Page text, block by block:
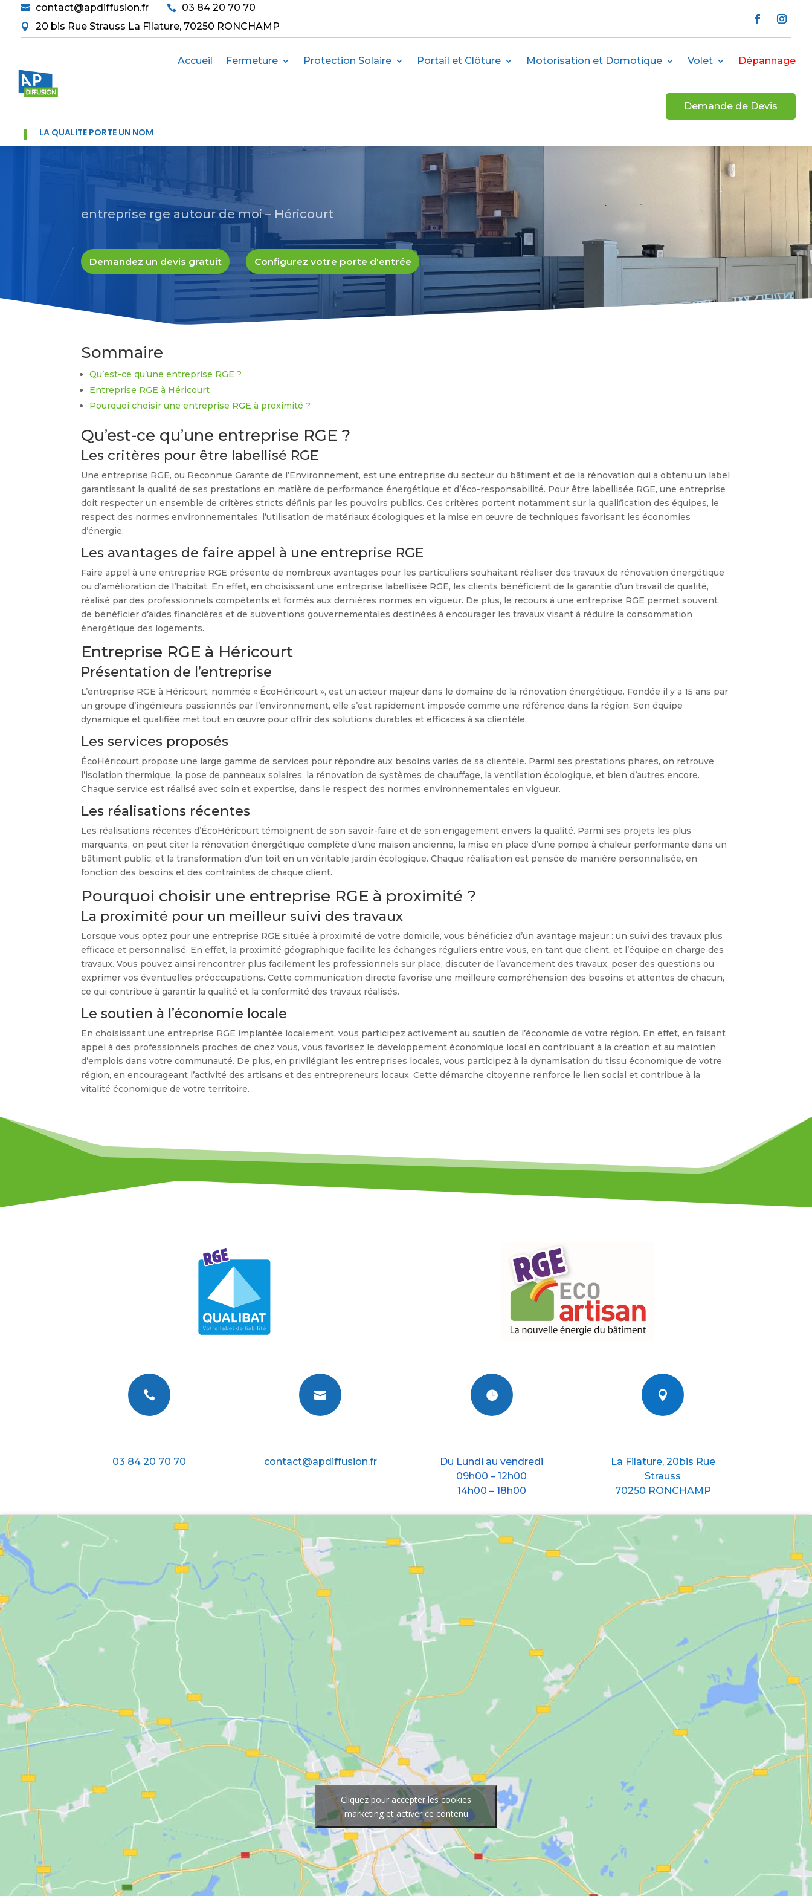
 contact@apdiffusion.fr  03 84 20 70 70
 20 bis Rue Strauss La Filature, 70250 RONCHAMP
Accueil Fermeture Protection Solaire Portail et Clôture Motorisation et Domotique Volet Dépannage
Demande de Devis
LA QUALITÉ PORTE UN NOM
entreprise rge autour de moi – Héricourt
Demandez un devis gratuit Configurez votre porte d'entrée
Sommaire
Qu’est-ce qu’une entreprise RGE ?
Entreprise RGE à Héricourt
Pourquoi choisir une entreprise RGE à proximité ?
Qu’est-ce qu’une entreprise RGE ?
Les critères pour être labellisé RGE
Une entreprise RGE, ou Reconnue Garante de l’Environnement, est une entreprise du secteur du bâtiment et de la rénovation qui a obtenu un label
garantissant la qualité de ses prestations en matière de performance énergétique et d’éco-responsabilité. Pour être labellisée RGE, une entreprise
doit respecter un ensemble de critères stricts définis par les pouvoirs publics. Ces critères portent notamment sur la qualification des équipes, le
respect des normes environnementales, l’utilisation de matériaux écologiques et la mise en œuvre de techniques favorisant les économies
d’énergie.
Les avantages de faire appel à une entreprise RGE
Faire appel à une entreprise RGE présente de nombreux avantages pour les particuliers souhaitant réaliser des travaux de rénovation énergétique
ou d’amélioration de l’habitat. En effet, en choisissant une entreprise labellisée RGE, les clients bénéficient de la garantie d’un travail de qualité,
réalisé par des professionnels compétents et formés aux dernières normes en vigueur. De plus, le recours à une entreprise RGE permet souvent
de bénéficier d’aides financières et de subventions gouvernementales destinées à encourager les travaux visant à réduire la consommation
énergétique des logements.
Entreprise RGE à Héricourt
Présentation de l’entreprise
L’entreprise RGE à Héricourt, nommée « ÉcoHéricourt », est un acteur majeur dans le domaine de la rénovation énergétique. Fondée il y a 15 ans par
un groupe d’ingénieurs passionnés par l’environnement, elle s’est rapidement imposée comme une référence dans la région. Son équipe
dynamique et qualifiée met tout en œuvre pour offrir des solutions durables et efficaces à sa clientèle.
Les services proposés
ÉcoHéricourt propose une large gamme de services pour répondre aux besoins variés de sa clientèle. Parmi ses prestations phares, on retrouve
l’isolation thermique, la pose de panneaux solaires, la rénovation de systèmes de chauffage, la ventilation écologique, et bien d’autres encore.
Chaque service est réalisé avec soin et expertise, dans le respect des normes environnementales en vigueur.
Les réalisations récentes
Les réalisations récentes d’ÉcoHéricourt témoignent de son savoir-faire et de son engagement envers la qualité. Parmi ses projets les plus
marquants, on peut citer la rénovation énergétique complète d’une maison ancienne, la mise en place d’une pompe à chaleur performante dans un
bâtiment public, et la transformation d’un toit en un véritable jardin écologique. Chaque réalisation est pensée de manière personnalisée, en
fonction des besoins et des contraintes de chaque client.
Pourquoi choisir une entreprise RGE à proximité ?
La proximité pour un meilleur suivi des travaux
Lorsque vous optez pour une entreprise RGE située à proximité de votre domicile, vous bénéficiez d’un avantage majeur : un suivi des travaux plus
efficace et personnalisé. En effet, la proximité géographique facilite les échanges réguliers entre vous, en tant que client, et l’équipe en charge des
travaux. Vous pouvez ainsi rencontrer plus facilement les professionnels sur place, discuter de l’avancement des travaux, poser des questions ou
exprimer vos éventuelles préoccupations. Cette communication directe favorise une meilleure compréhension des besoins et attentes de chacun,
ce qui contribue à garantir la qualité et la conformité des travaux réalisés.
Le soutien à l’économie locale
En choisissant une entreprise RGE implantée localement, vous participez activement au soutien de l’économie de votre région. En effet, en faisant
appel à des professionnels proches de chez vous, vous favorisez le développement économique local en contribuant à la création et au maintien
d’emplois dans votre communauté. De plus, en privilégiant les entreprises locales, vous participez à la dynamisation du tissu économique de votre
région, en encourageant l’activité des artisans et des entrepreneurs locaux. Cette démarche citoyenne renforce le lien social et contribue à la
vitalité économique de votre territoire.

03 84 20 70 70

contact@apdiffusion.fr

Du Lundi au vendredi
09h00 – 12h00
14h00 – 18h00

La Filature, 20bis Rue
Strauss
70250 RONCHAMP
Cliquez pour accepter les cookies
marketing et activer ce contenu